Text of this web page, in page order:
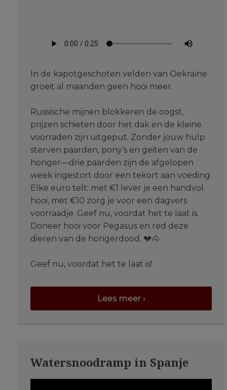
In de kapotgeschoten velden van Oekraïne
groeit al maanden geen hooi meer.
Russische mijnen blokkeren de oogst,
prijzen schieten door het dak en de kleine
voorraden zijn uitgeput. Zonder jouw hulp
sterven paarden, pony’s en geiten van de
honger—drie paarden zijn de afgelopen
week ingestort door een tekort aan voeding.
Elke euro telt: met €1 lever je een handvol
hooi, met €10 zorg je voor een dagvers
voorraadje. Geef nu, voordat het te laat is.
Doneer hooi voor Pegasus en red deze
dieren van de hongerdood. 💔🐴
Geef nu, voordat het te laat is!
Lees meer ›
Watersnoodramp in Spanje